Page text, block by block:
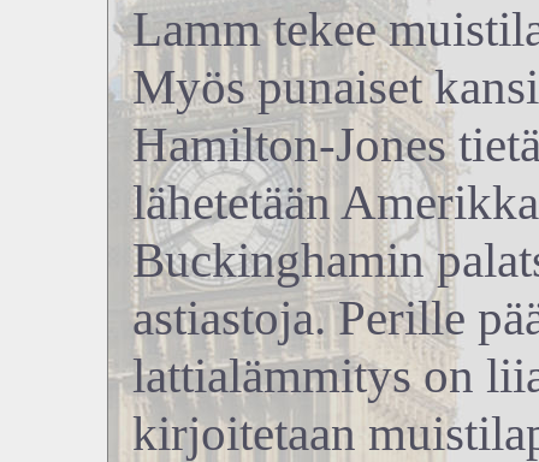
Lamm tekee
Myös punaiset
Hamilton-Jones
lähetetään
Buckinghamin
astiastoja. Perille
lattialämmitys on
kirjoitetaan